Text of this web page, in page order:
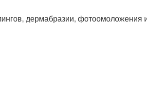
дермабразии, фотоомоложения